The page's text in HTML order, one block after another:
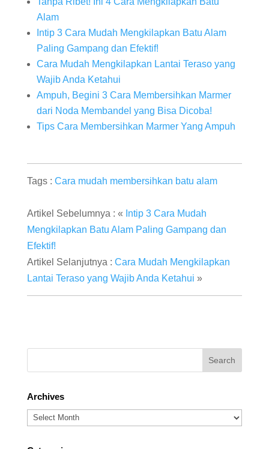
Alam
Intip 3 Cara Mudah Mengkilapkan Batu Alam
Paling Gampang dan Efektif!
Cara Mudah Mengkilapkan Lantai Teraso yang
Wajib Anda Ketahui
Ampuh, Begini 3 Cara Membersihkan Marmer
dari Noda Membandel yang Bisa Dicoba!
Tips Cara Membersihkan Marmer Yang Ampuh
Tags : Cara mudah membersihkan batu alam
Artikel Sebelumnya : « Intip 3 Cara Mudah
Mengkilapkan Batu Alam Paling Gampang dan
Efektif!
Artikel Selanjutnya : Cara Mudah Mengkilapkan
Lantai Teraso yang Wajib Anda Ketahui »
Archives
Archives